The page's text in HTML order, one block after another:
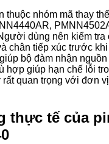
thuộc nhóm mã thay
dùng nên kiểm tra
chân tiếp xúc trước
bộ đàm nhận
hợp giúp hạn chế lỗi
quan trọng với đơn
thực tế của